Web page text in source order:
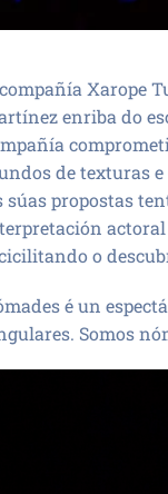
Xarope
enriba do
de texturas
súas propostas
o
é un
Somos